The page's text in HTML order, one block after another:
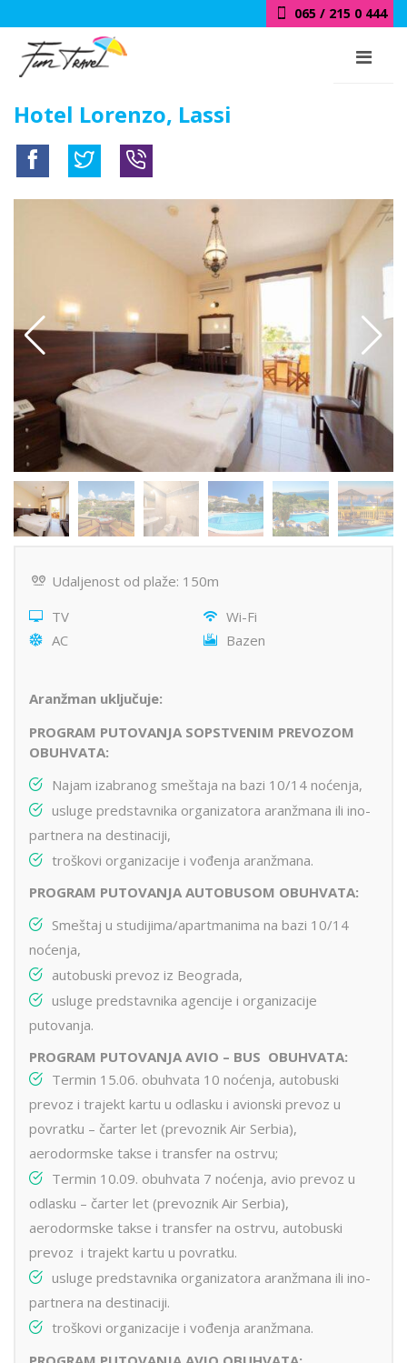
065 / 215 0 444
Hotel Lorenzo, Lassi
Udaljenost od plaže: 150m
TV
Wi-Fi
AC
Bazen
Aranžman uključuje:
PROGRAM PUTOVANJA SOPSTVENIM PREVOZOM
OBUHVATA:
Najam izabranog smeštaja na bazi 10/14 noćenja,
usluge predstavnika organizatora aranžmana ili ino-
partnera na destinaciji,
troškovi organizacije i vođenja aranžmana.
PROGRAM PUTOVANJA AUTOBUSOM OBUHVATA:
Smeštaj u studijima/apartmanima na bazi 10/14
noćenja,
autobuski prevoz iz Beograda,
usluge predstavnika agencije i organizacije
putovanja.
PROGRAM PUTOVANJA AVIO – BUS OBUHVATA:
Termin 15.06. obuhvata 10 noćenja, autobuski
prevoz i trajekt kartu u odlasku i avionski prevoz u
povratku – čarter let (prevoznik Air Serbia),
aerodormske takse i transfer na ostrvu;
Termin 10.09. obuhvata 7 noćenja, avio prevoz u
odlasku – čarter let (prevoznik Air Serbia),
aerodormske takse i transfer na ostrvu, autobuski
prevoz i trajekt kartu u povratku.
usluge predstavnika organizatora aranžmana ili ino-
partnera na destinaciji.
troškovi organizacije i vođenja aranžmana.